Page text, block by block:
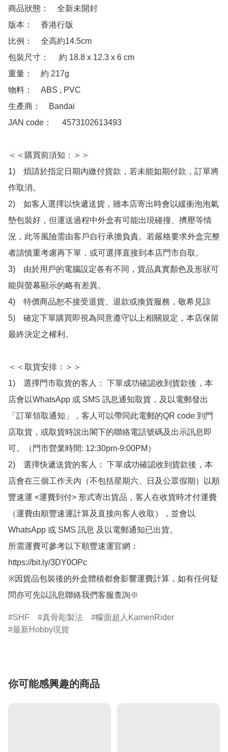
商品狀態：　全新未開封
版本：　香港行版
比例：　全高約14.5cm
包裝尺寸：　 約 18.8 x 12.3 x 6 cm
重量：　約 217g
物料：　ABS , PVC
生產商：　Bandai
JAN code：　 4573102613493
＜＜購買前須知：＞＞
1)　煩請於指定日期內繳付貨款，若未能如期付款，訂單將
作取消。
2)　如客人選擇以快遞送貨，雖本店寄出時會以緩衝泡泡氣
墊包裝好，但運送過程中外盒有可能出現碰撞、擠壓等情
況，此等風險需由客戶自行承擔負責。若嚴格要求外盒完整
者請慎重考慮再下單，或可選擇直接到本店門市自取。
3)　由於用戶的電腦設定各有不同，貨品真實顏色及形狀可
能與螢幕顯示的略有差異。
4)　特價商品恕不接受退貨、退款或換貨服務，敬希見諒
5)　確定下單購買即視為同意遵守以上相關規定，本店保留
最終決定之權利。
＜＜取貨安排：＞＞
1)　選擇門市取貨的客人： 下單成功確認收到貨款後，本
店會以WhatsApp 或 SMS 訊息通知取貨，及以電郵發出
「訂單領取通知」，客人可以帶同此電郵的QR code 到門
店取貨，或取貨時說出閣下的聯絡電話號碼及出示訊息即
可。（門市營業時間: 12:30pm-9:00PM）
2)　選擇快遞送貨的客人： 下單成功確認收到貨款後，本
店會在三個工作天內（不包括星期六、日及公眾假期）以順
豐速運 <運費到付> 形式寄出貨品，客人在收貨時才付運費
（運費由順豐速運計算及直接向客人收取），並會以
WhatsApp 或 SMS 訊息 及以電郵通知已出貨。
所需運費可參考以下順豐速運官網：
https://bit.ly/3DY0OPc
※因貨品包裝後的外盒體積都會影響運費計算，如有任何疑
問亦可先以訊息聯絡我們客服查詢※
SHF 真骨彫製法
幪面超人KamenRider
最新Hobby現貨
你可能感興趣的商品